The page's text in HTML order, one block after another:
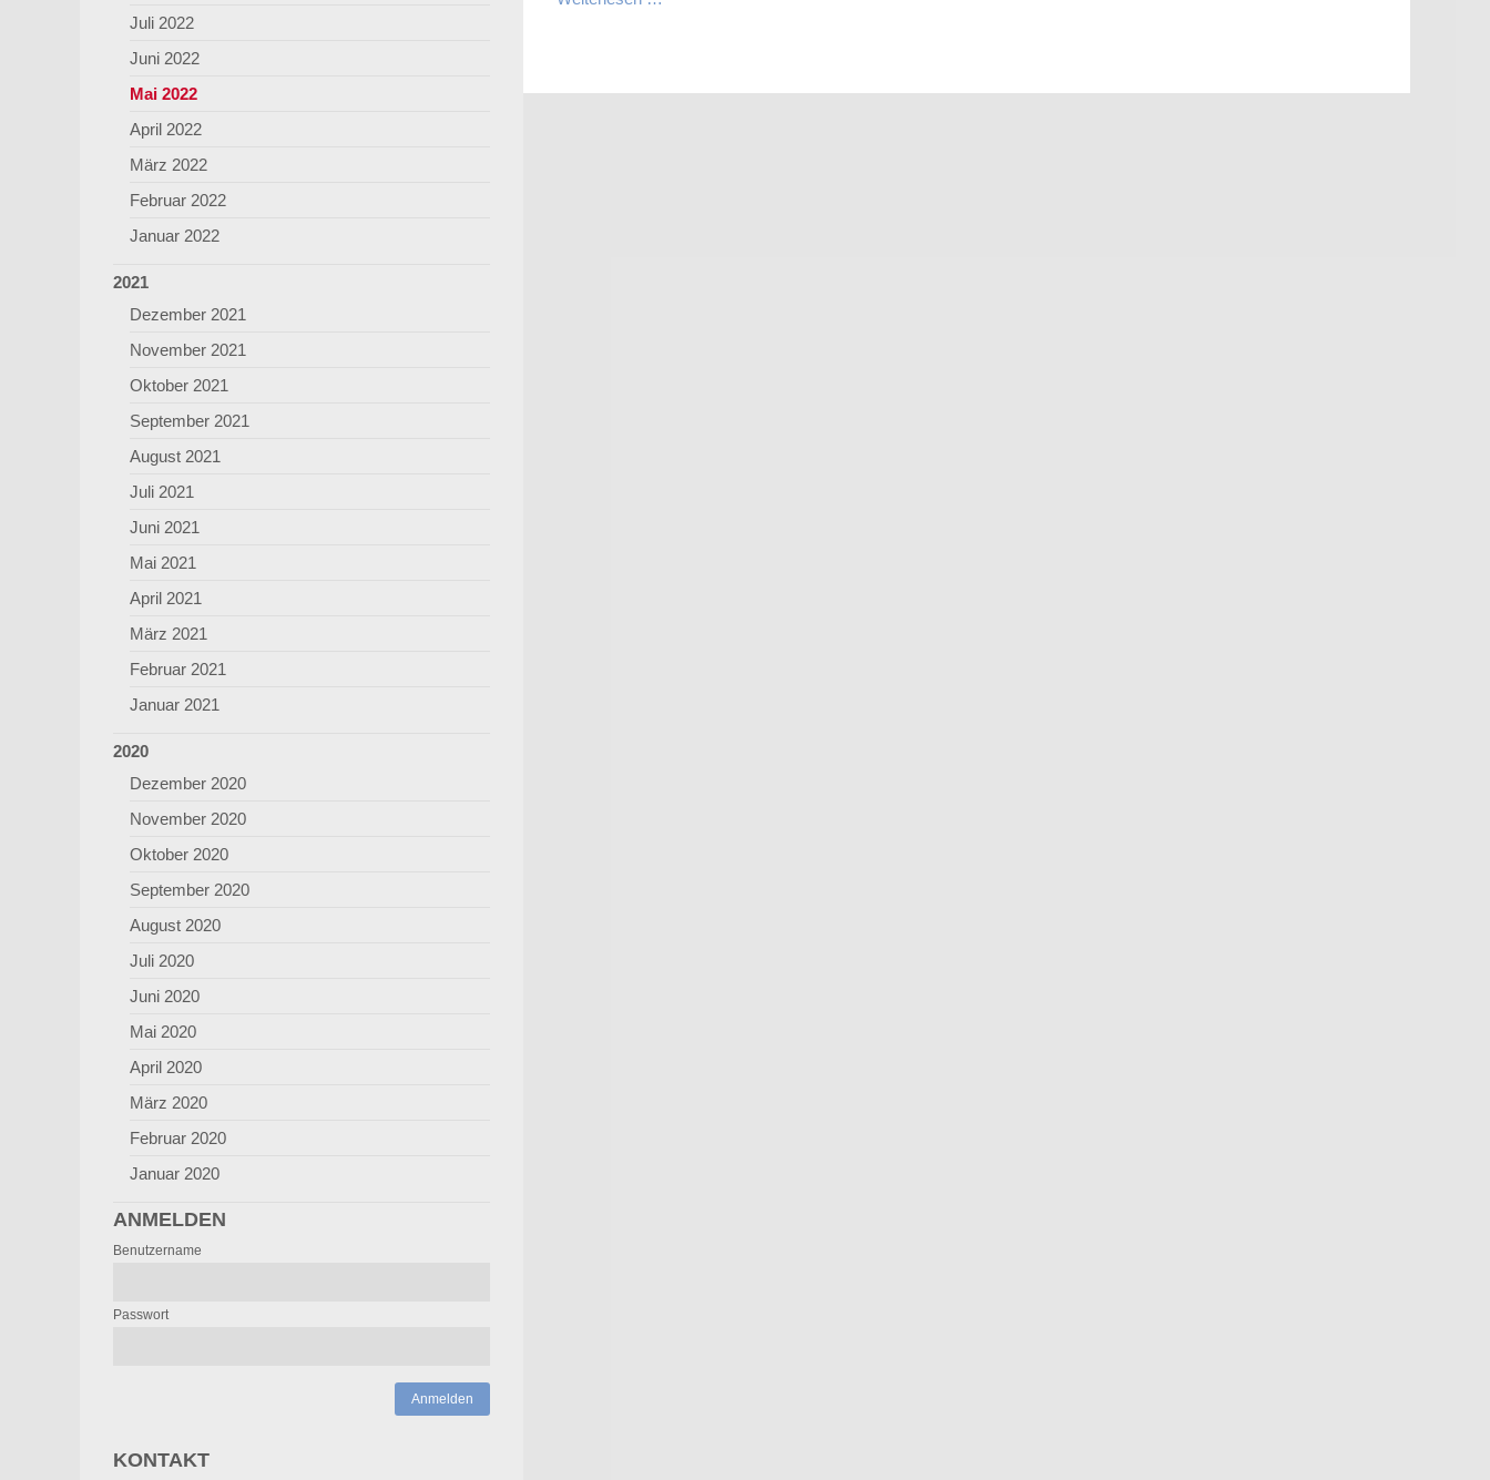
Juli 2022
Juni 2022
Mai 2022
April 2022
März 2022
Februar 2022
Januar 2022
2021
Dezember 2021
November 2021
Oktober 2021
September 2021
August 2021
Juli 2021
Juni 2021
Mai 2021
April 2021
März 2021
Februar 2021
Januar 2021
2020
Dezember 2020
November 2020
Oktober 2020
September 2020
August 2020
Juli 2020
Juni 2020
Mai 2020
April 2020
März 2020
Februar 2020
Januar 2020
ANMELDEN
Benutzername
Passwort
Anmelden
KONTAKT